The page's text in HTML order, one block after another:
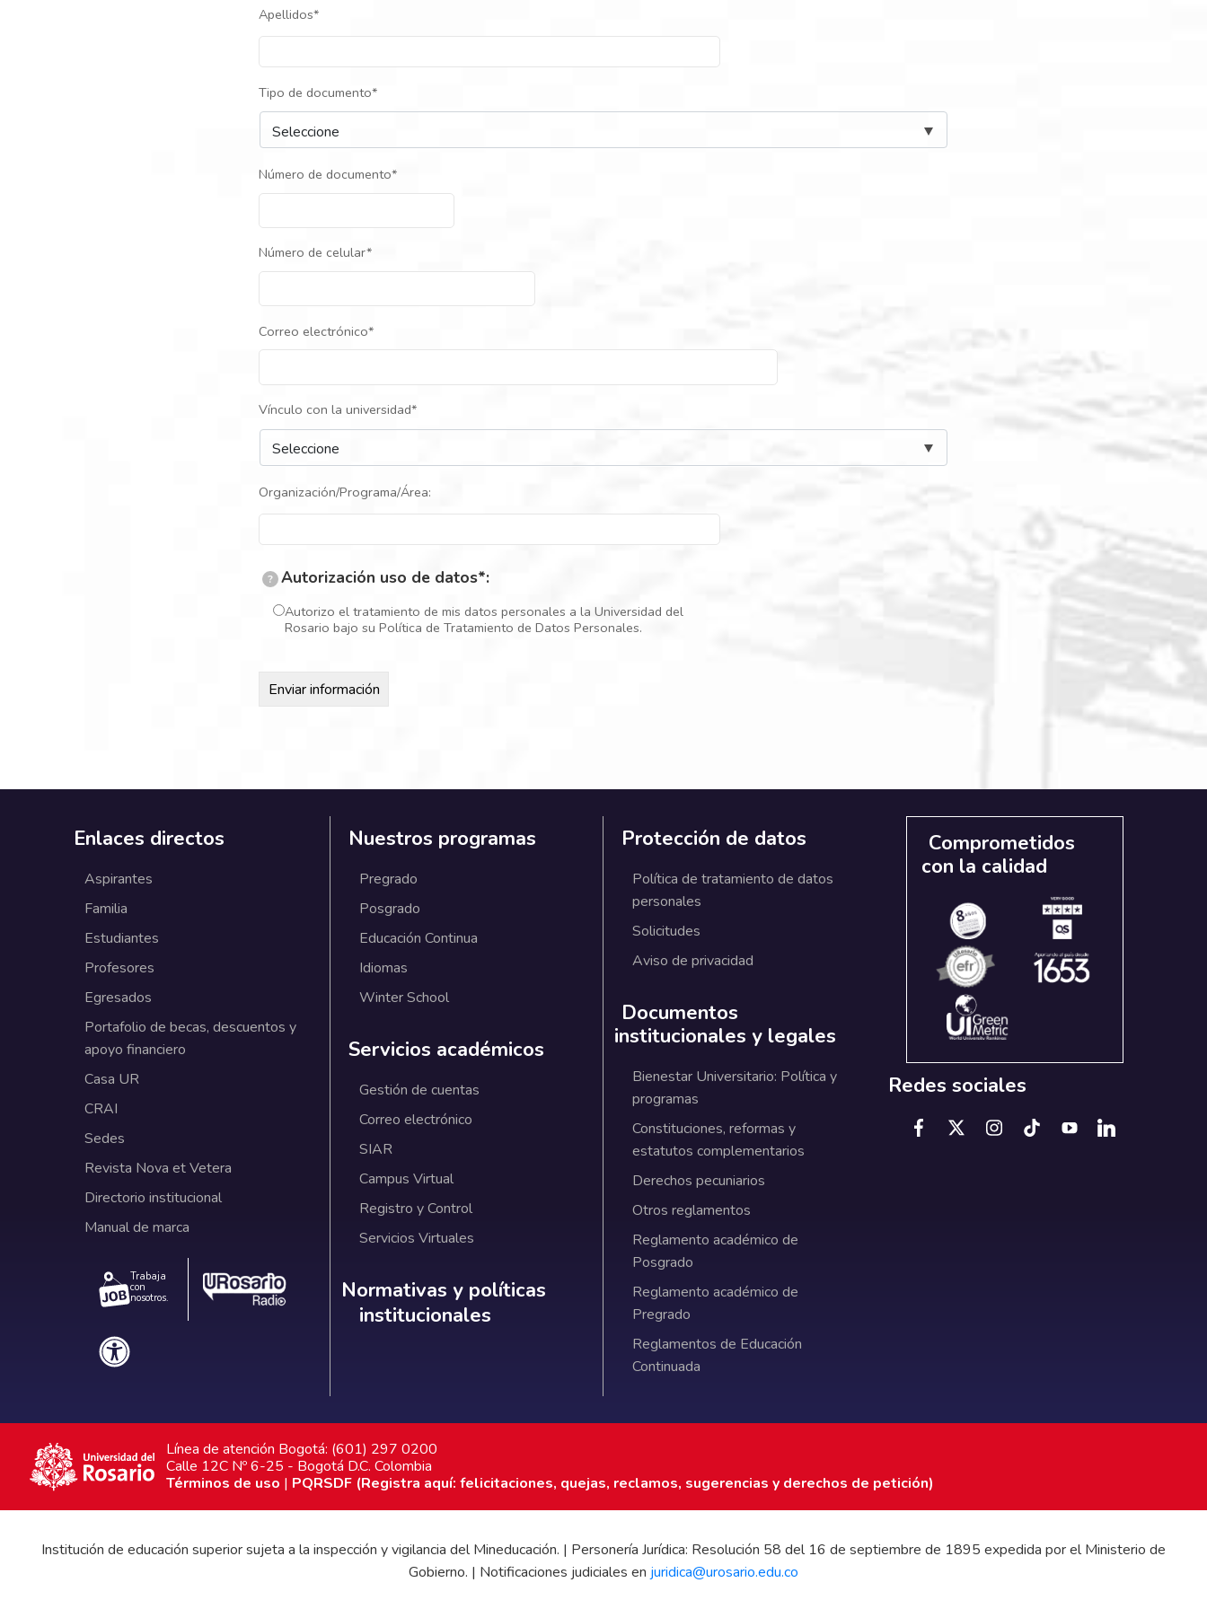
Apellidos*
Tipo de documento*
Número de documento*
Número de celular*
Correo electrónico*
Vínculo con la universidad*
Organización/Programa/Área:
? Autorización uso de datos*:
Autorizo el tratamiento de mis datos personales a la Universidad del
Rosario bajo su Política de Tratamiento de Datos Personales.
Enlaces directos
Aspirantes
Familia
Estudiantes
Profesores
Egresados
Portafolio de becas, descuentos y
apoyo financiero
Casa UR
CRAI
Sedes
Revista Nova et Vetera
Directorio institucional
Manual de marca
Trabaja
con
nosotros.
Nuestros programas
Pregrado
Posgrado
Educación Continua
Idiomas
Winter School
Servicios académicos
Gestión de cuentas
Correo electrónico
SIAR
Campus Virtual
Registro y Control
Servicios Virtuales
Normativas y políticas institucionales
Normativas y políticas
institucionales
Protección de datos
Política de tratamiento de datos
personales
Solicitudes
Aviso de privacidad
Documentos
institucionales y legales
Bienestar Universitario: Política y
programas
Constituciones, reformas y
estatutos complementarios
Derechos pecuniarios
Otros reglamentos
Reglamento académico de
Posgrado
Reglamento académico de
Pregrado
Reglamentos de Educación
Continuada
Comprometidos
con la calidad
Redes sociales
Línea de atención Bogotá: (601) 297 0200
Calle 12C Nº 6-25 - Bogotá D.C. Colombia
Términos de uso | PQRSDF (Registra aquí: felicitaciones, quejas, reclamos, sugerencias y derechos de petición)
Institución de educación superior sujeta a la inspección y vigilancia del Mineducación. | Personería Jurídica: Resolución 58 del 16 de septiembre de 1895 expedida por el Ministerio de
Gobierno. | Notificaciones judiciales en juridica@urosario.edu.co